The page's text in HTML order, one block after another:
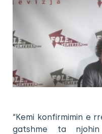
“Kemi konfirmimin e
gatshme ta